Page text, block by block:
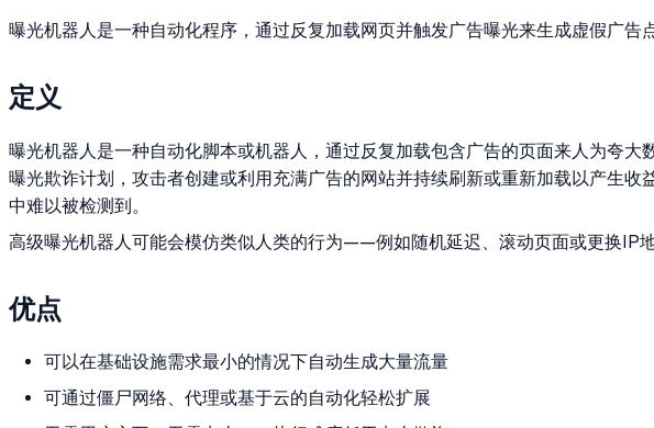
曝光机器人是一种自动化程序，通过反复加载网页并触发广告曝光来生成虚假广告点
定义
曝光机器人是一种自动化脚本或机器人，通过反复加载包含广告的页面来人为夸
曝光欺诈计划，攻击者创建或利用充满广告的网站并持续刷新或重新加载以产生
中难以被检测到。
高级曝光机器人可能会模仿类似人类的行为——例如随机延迟、滚动页面或更换IP
优点
可以在基础设施需求最小的情况下自动生成大量流量
可通过僵尸网络、代理或基于云的自动化轻松扩展